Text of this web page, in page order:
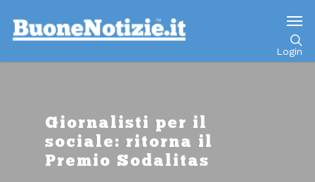
Login
Giornalisti per il
sociale: ritorna il
Premio Sodalitas
Go to mobile version